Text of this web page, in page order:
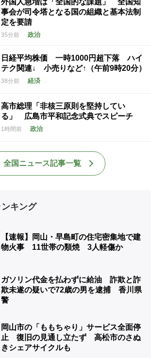
外国人急増は「全国的な課題」 全国知
事会が司令塔となる国の組織と基本法制
定を要請
35分前 政治
日経平均株価 一時1000円超下落 ハイ
テク関連↓ 小売りなど↑（午前9時20分）
38分前 経済
高市総理「非核三原則を堅持してい
る」 広島市平和記念式典でスピーチ
1時間前 政治
全国ニュース記事一覧
キング
【速報】岡山・早島町の住宅密集地で建
物火事 11世帯の類焼 3人軽傷か
ガソリン代金を払わずに給油 詐欺と詐
欺未遂の疑いで72歳の男を逮捕 香川県
警
岡山市の「ももちゃり」サービス全面停
止 復旧の見通し立たず 高松市のさぬ
きシェアサイクルも